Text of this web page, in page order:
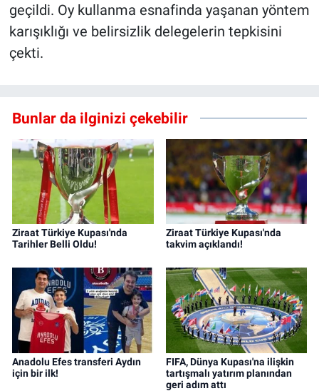
geçildi. Oy kullanma esnafinda yaşanan yöntem
karışıklığı ve belirsizlik delegelerin tepkisini
çekti.
Bunlar da ilginizi çekebilir
Ziraat Türkiye Kupası'nda
Tarihler Belli Oldu!
Ziraat Türkiye Kupası'nda
takvim açıklandı!
Anadolu Efes transferi Aydın
için bir ilk!
FIFA, Dünya Kupası'na ilişkin
tartışmalı yatırım planından
geri adım attı